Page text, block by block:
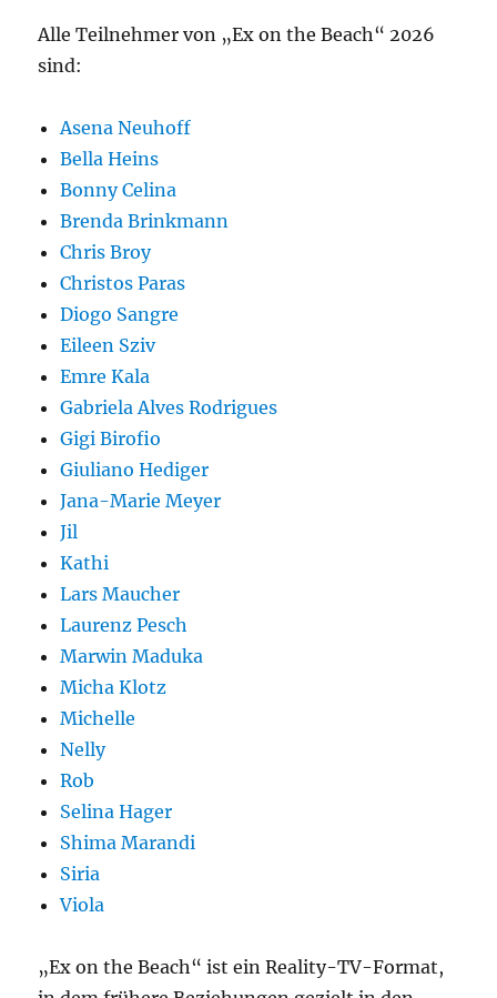
Alle Teilnehmer von „Ex on the Beach“ 2026
sind:
Asena Neuhoff
Bella Heins
Bonny Celina
Brenda Brinkmann
Chris Broy
Christos Paras
Diogo Sangre
Eileen Sziv
Emre Kala
Gabriela Alves Rodrigues
Gigi Birofio
Giuliano Hediger
Jana-Marie Meyer
Jil
Kathi
Lars Maucher
Laurenz Pesch
Marwin Maduka
Micha Klotz
Michelle
Nelly
Rob
Selina Hager
Shima Marandi
Siria
Viola
„Ex on the Beach“ ist ein Reality-TV-Format,